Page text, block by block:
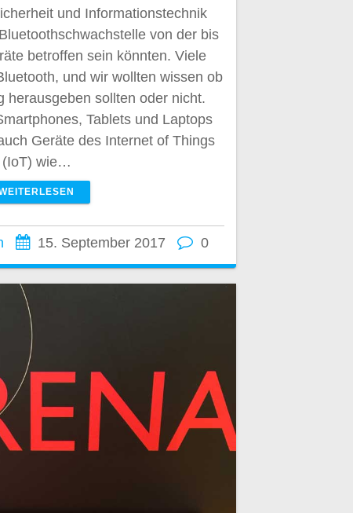
und Informationstechnik
von der bis
betroffen sein könnten. Viele
und wir wollten wissen ob
herausgeben sollten oder nicht.
Tablets und Laptops
Geräte des Internet of Things
(IoT) wie…
15. September 2017 0